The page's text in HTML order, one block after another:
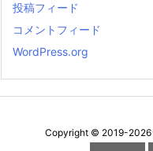
投稿フィード
コメントフィード
WordPress.org
Copyright © 2019-2026